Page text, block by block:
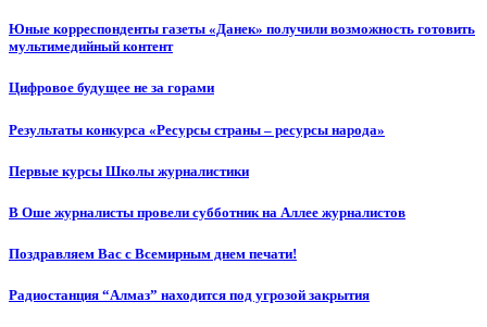
Юные корреспонденты газеты «Данек» получили возможность готовить
мультимедийный контент
Цифровое будущее не за горами
Результаты конкурса «Ресурсы страны – ресурсы народа»
Первые курсы Школы журналистики
В Оше журналисты провели субботник на Аллее журналистов
Поздравляем Вас с Всемирным днем печати!
Радиостанция “Алмаз” находится под угрозой закрытия